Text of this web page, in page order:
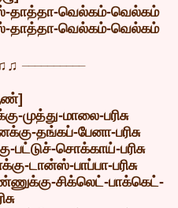
தாத்தா-வெல்கம்-வெல்கம்
தாத்தா-வெல்கம்-வெல்கம்
முத்து-மாலை-பரிசு
தங்கப்-பேனா-பரிசு
பட்டுச்-சொக்காய்-பரிசு
டான்ஸ்-பாப்பா-பரிசு
சிக்லெட்-பாக்கெட்-